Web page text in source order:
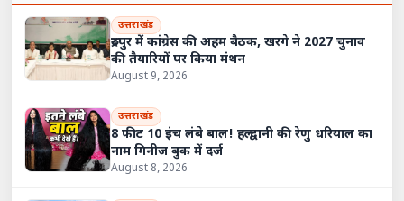
उत्तराखंड
रुद्रपुर में कांग्रेस की अहम बैठक, खरगे ने 2027 चुनाव
की तैयारियों पर किया मंथन
August 9, 2026
उत्तराखंड
8 फीट 10 इंच लंबे बाल! हल्द्वानी की रेणु धरियाल का
नाम गिनीज बुक में दर्ज
August 8, 2026